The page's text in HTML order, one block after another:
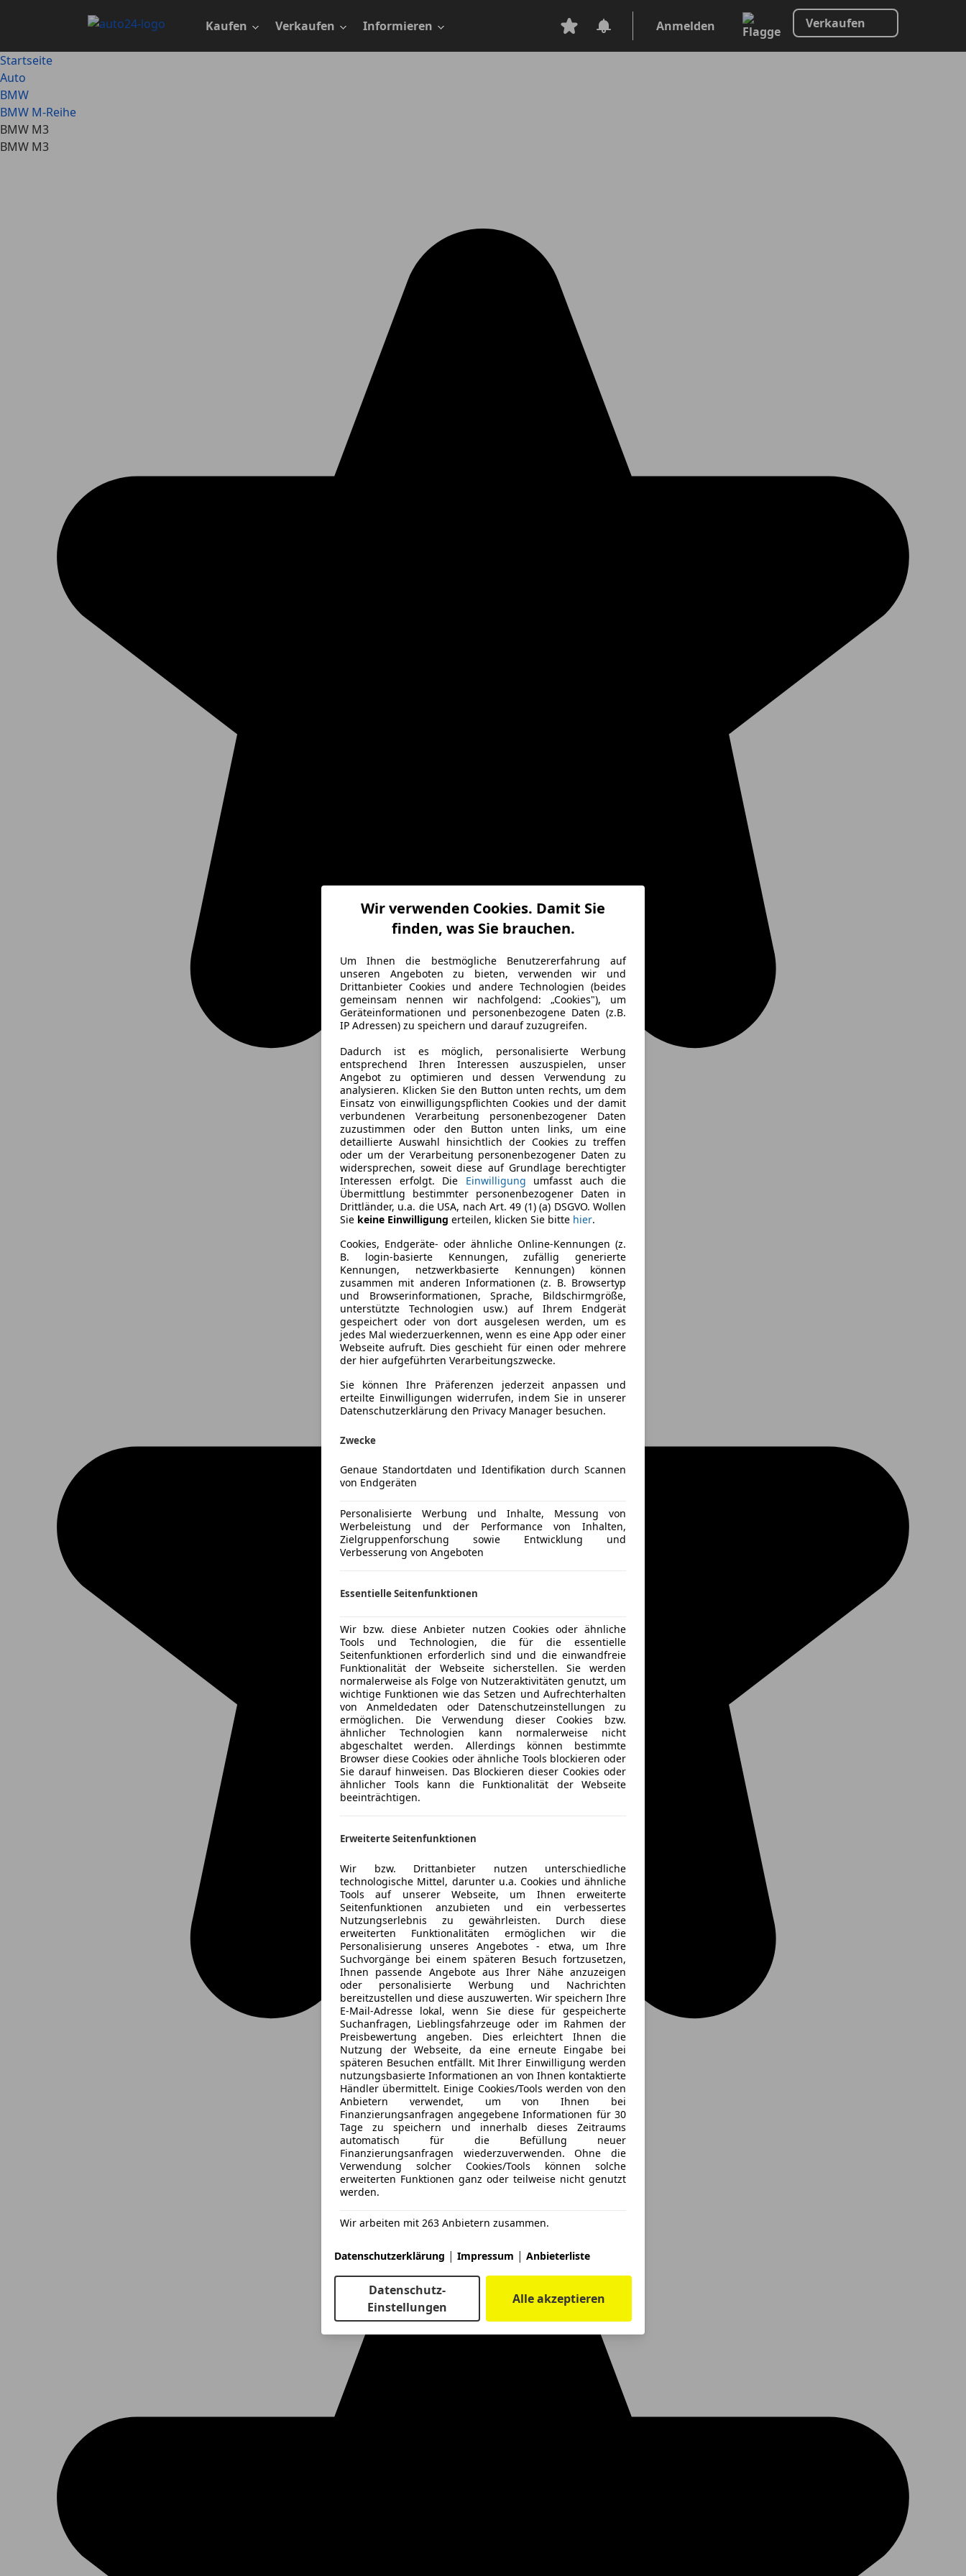
Kaufen Verkaufen Informieren Anmelden Verkaufen
Startseite
Auto
BMW
BMW M-Reihe
BMW M3
BMW M3
Wir verwenden Cookies. Damit Sie
finden, was Sie brauchen.
Um Ihnen die bestmögliche Benutzererfahrung auf
unseren Angeboten zu bieten, verwenden wir und
Drittanbieter Cookies und andere Technologien (beides
gemeinsam nennen wir nachfolgend: „Cookies"), um
Geräteinformationen und personenbezogene Daten (z.B.
IP Adressen) zu speichern und darauf zuzugreifen.
Dadurch ist es möglich, personalisierte Werbung
entsprechend Ihren Interessen auszuspielen, unser
Angebot zu optimieren und dessen Verwendung zu
analysieren. Klicken Sie den Button unten rechts, um dem
Einsatz von einwilligungspflichten Cookies und der damit
verbundenen Verarbeitung personenbezogener Daten
zuzustimmen oder den Button unten links, um eine
detaillierte Auswahl hinsichtlich der Cookies zu treffen
oder um der Verarbeitung personenbezogener Daten zu
widersprechen, soweit diese auf Grundlage berechtigter
Interessen erfolgt. Die Einwilligung umfasst auch die
Übermittlung bestimmter personenbezogener Daten in
Drittländer, u.a. die USA, nach Art. 49 (1) (a) DSGVO. Wollen
Sie keine Einwilligung erteilen, klicken Sie bitte hier.
Cookies, Endgeräte- oder ähnliche Online-Kennungen (z.
B. login-basierte Kennungen, zufällig generierte
Kennungen, netzwerkbasierte Kennungen) können
zusammen mit anderen Informationen (z. B. Browsertyp
und Browserinformationen, Sprache, Bildschirmgröße,
unterstützte Technologien usw.) auf Ihrem Endgerät
gespeichert oder von dort ausgelesen werden, um es
jedes Mal wiederzuerkennen, wenn es eine App oder einer
Webseite aufruft. Dies geschieht für einen oder mehrere
der hier aufgeführten Verarbeitungszwecke.
Sie können Ihre Präferenzen jederzeit anpassen und
erteilte Einwilligungen widerrufen, indem Sie in unserer
Datenschutzerklärung den Privacy Manager besuchen.
Zwecke
Genaue Standortdaten und Identifikation durch Scannen
von Endgeräten
Personalisierte Werbung und Inhalte, Messung von
Werbeleistung und der Performance von Inhalten,
Zielgruppenforschung sowie Entwicklung und
Verbesserung von Angeboten
Essentielle Seitenfunktionen
Wir bzw. diese Anbieter nutzen Cookies oder ähnliche
Tools und Technologien, die für die essentielle
Seitenfunktionen erforderlich sind und die einwandfreie
Funktionalität der Webseite sicherstellen. Sie werden
normalerweise als Folge von Nutzeraktivitäten genutzt, um
wichtige Funktionen wie das Setzen und Aufrechterhalten
von Anmeldedaten oder Datenschutzeinstellungen zu
ermöglichen. Die Verwendung dieser Cookies bzw.
ähnlicher Technologien kann normalerweise nicht
abgeschaltet werden. Allerdings können bestimmte
Browser diese Cookies oder ähnliche Tools blockieren oder
Sie darauf hinweisen. Das Blockieren dieser Cookies oder
ähnlicher Tools kann die Funktionalität der Webseite
beeinträchtigen.
Erweiterte Seitenfunktionen
Wir bzw. Drittanbieter nutzen unterschiedliche
technologische Mittel, darunter u.a. Cookies und ähnliche
Tools auf unserer Webseite, um Ihnen erweiterte
Seitenfunktionen anzubieten und ein verbessertes
Nutzungserlebnis zu gewährleisten. Durch diese
erweiterten Funktionalitäten ermöglichen wir die
Personalisierung unseres Angebotes - etwa, um Ihre
Suchvorgänge bei einem späteren Besuch fortzusetzen,
Ihnen passende Angebote aus Ihrer Nähe anzuzeigen
oder personalisierte Werbung und Nachrichten
bereitzustellen und diese auszuwerten. Wir speichern Ihre
E-Mail-Adresse lokal, wenn Sie diese für gespeicherte
Suchanfragen, Lieblingsfahrzeuge oder im Rahmen der
Preisbewertung angeben. Dies erleichtert Ihnen die
Nutzung der Webseite, da eine erneute Eingabe bei
späteren Besuchen entfällt. Mit Ihrer Einwilligung werden
nutzungsbasierte Informationen an von Ihnen kontaktierte
Händler übermittelt. Einige Cookies/Tools werden von den
Anbietern verwendet, um von Ihnen bei
Finanzierungsanfragen angegebene Informationen für 30
Tage zu speichern und innerhalb dieses Zeitraums
automatisch für die Befüllung neuer
Finanzierungsanfragen wiederzuverwenden. Ohne die
Verwendung solcher Cookies/Tools können solche
erweiterten Funktionen ganz oder teilweise nicht genutzt
werden.
Wir arbeiten mit 263 Anbietern zusammen.
Datenschutzerklärung | Impressum | Anbieterliste
Datenschutz-
Einstellungen
Alle akzeptieren